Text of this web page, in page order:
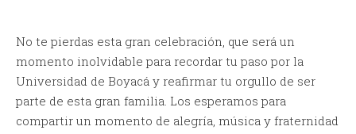
No te pierdas esta gran celebración, que será un
momento inolvidable para recordar tu paso por la
Universidad de Boyacá y reafirmar tu orgullo de ser
parte de esta gran familia. Los esperamos para
compartir un momento de alegría, música y fraternidad